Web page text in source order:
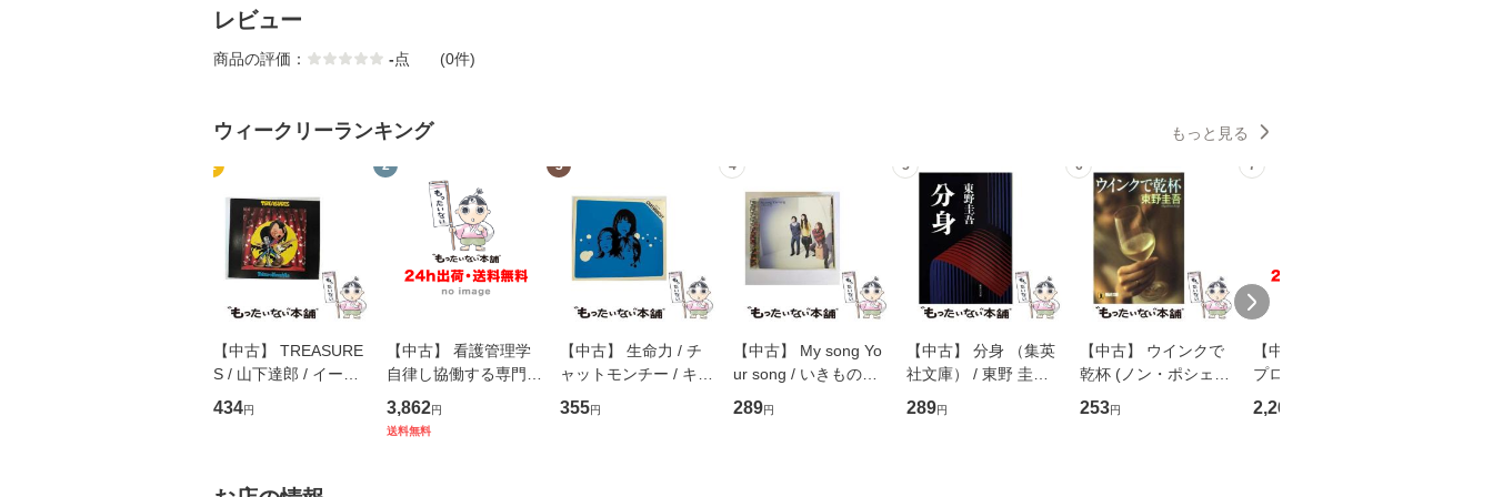
レビュー
商品の評価： -点 (0件)
ウィークリーランキング もっと見る
1
【中古】 TREASURE
S / 山下達郎 / イース
トウエスト・ジャパン
[CD]【メール便送料無
434円
2
【中古】 看護管理学
自律し協働する専門職
の看護マネジメントス
キル 改訂第3版 (看護
3,862円
送料無料
3
【中古】 生命力 / チ
ャットモンチー / キュ
ーンレコード [CD]
【メール便送料無料】
355円
4
【中古】 My song Yo
ur song / いきものが
かり / [CD]【メール便
送料無料】
289円
5
【中古】 分身 （集英
社文庫） / 東野 圭吾 /
集英社 [文庫]【メール
便送料無料】
289円
6
【中古】 ウインクで
乾杯 (ノン・ポシェッ
ト) / 東野圭吾 / 祥伝
社 [文庫]【メール便送
253円
7
【中古】 野ブタ。を
プロデュース [DVD-B
OX] / バップ [DVD]
【メール便送料無料】
2,266